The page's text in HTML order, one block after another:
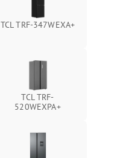
TCL TRF-347WEXA+
TCL TRF-
520WEXPA+